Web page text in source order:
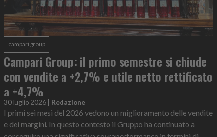
campari group
Campari Group: il primo semestre si chiude
con vendite a +2,7% e utile netto rettificato
a +4,7%
30 luglio 2026 | Redazione
I primi sei mesi del 2026 vedono un miglioramento delle vendite
e dei margini. In questo contesto il Gruppo ha continuato a